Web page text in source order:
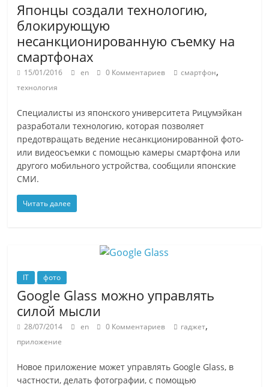
Японцы создали технологию,
блокирующую
несанкционированную съемку на
смартфонах
15/01/2016 en 0 Комментариев смартфон,
технология
Специалисты из японского университета Рицумэйкан
разработали технологию, которая позволяет
предотвращать ведение несанкционированной фото-
или видеосъемки с помощью камеры смартфона или
другого мобильного устройства, сообщили японские
СМИ.
Читать далее
IT фото
Google Glass можно управлять
силой мысли
28/07/2014 en 0 Комментариев гаджет,
приложение
Новое приложение может управлять Google Glass, в
частности, делать фотографии, с помощью